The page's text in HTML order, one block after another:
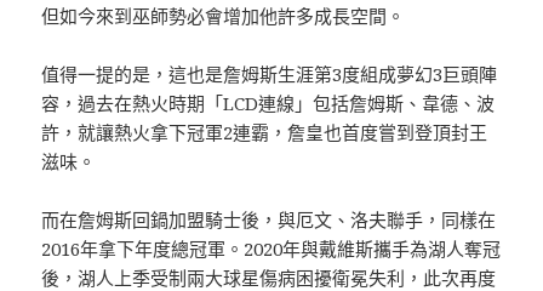
但如今來到巫師勢必會增加他許多成長空間。
值得一提的是，這也是詹姆斯生涯第3度組成夢幻3巨頭陣
容，過去在熱火時期「LCD連線」包括詹姆斯、韋德、波
許，就讓熱火拿下冠軍2連霸，詹皇也首度嘗到登頂封王
滋味。
而在詹姆斯回鍋加盟騎士後，與厄文、洛夫聯手，同樣在
2016年拿下年度總冠軍。2020年與戴維斯攜手為湖人奪冠
後，湖人上季受制兩大球星傷病困擾衛冕失利，此次再度